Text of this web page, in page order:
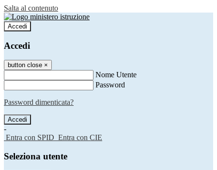
Salta al contenuto
Accedi
Accedi
button close ×
Nome Utente
Password
Password dimenticata?
-
Entra con SPID Entra con CIE
Seleziona utente